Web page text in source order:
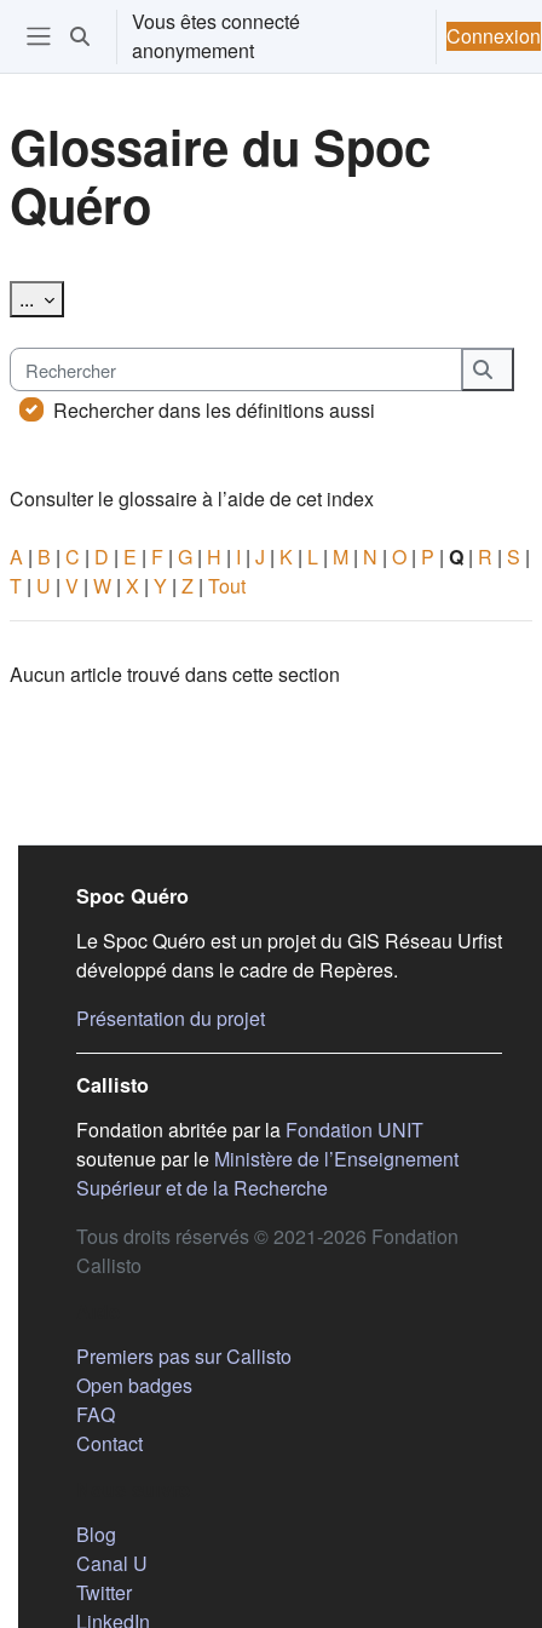
Passer au contenu principal
Ouvrir le menu de navigation
Activer/désactiver la saisie de recherche
Vous êtes connecté
anonymement
Connexion
Glossaire du Spoc
Quéro
... Exporter des articles
Rechercher
Rechercher dans les définitions aussi
Consulter le glossaire à l’aide de cet index
A | B | C | D | E | F | G | H | I | J | K | L | M | N | O | P | Q | R | S |
T | U | V | W | X | Y | Z | Tout
Aucun article trouvé dans cette section
Liens de bas de
Spoc Quéro
Le Spoc Quéro est un projet du GIS Réseau Urfist
développé dans le cadre de Repères.
Présentation du projet(s'ouvre dans un nouvel onglet)
Callisto
Fondation abritée par la Fondation UNIT(s'ouvre
soutenue par le Ministère de l’Enseignement
Supérieur et de la Recherche(s'ouvre dans un nouvel
Tous droits réservés © 2021-2026 Fondation
Callisto
Premiers pas sur Callisto
Open badges
FAQ
Contact
Blog
Canal U
Twitter(s'ouvre dans un nouvel onglet)
LinkedIn